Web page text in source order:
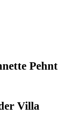
Pehnt
Vil­la